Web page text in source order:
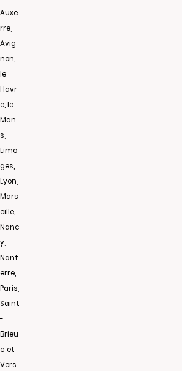
Auxe
rre,
Avig
non,
le
Havr
e, le
Man
s,
Limo
ges,
Lyon,
Mars
eille,
Nanc
y,
Nant
erre,
Paris,
Saint
-
Brieu
c et
Vers